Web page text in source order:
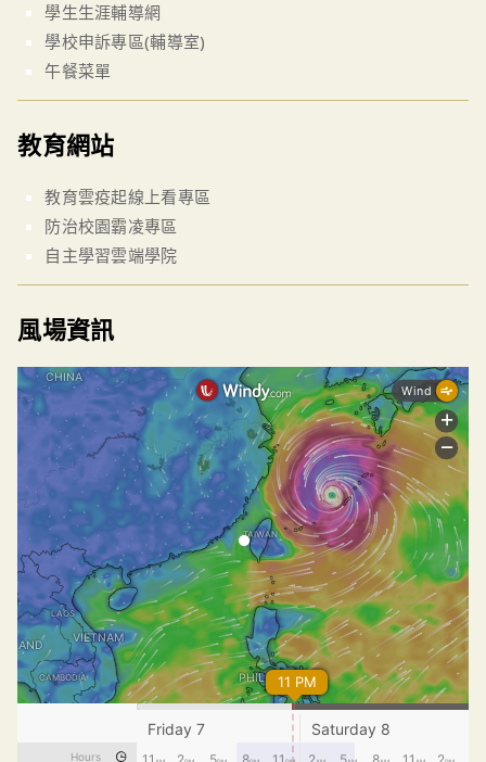
學生生涯輔導網
學校申訴專區(輔導室)
午餐菜單
教育網站
教育雲疫起線上看專區
防治校園霸凌專區
自主學習雲端學院
風場資訊